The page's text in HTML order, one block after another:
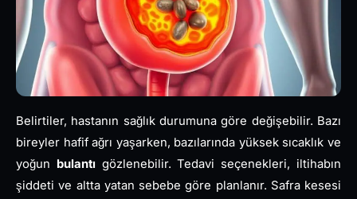
Belirtiler, hastanın sağlık durumuna göre değişebilir. Bazı
bireyler hafif ağrı yaşarken, bazılarında yüksek sıcaklık ve
yoğun bulantı gözlenebilir. Tedavi seçenekleri, iltihabın
şiddeti ve altta yatan sebebe göre planlanır. Safra kesesi